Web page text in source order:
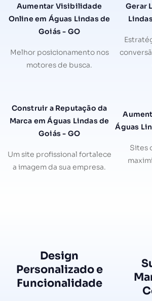
Aumentar Visibilidade
Online em Águas Lindas de
Goiás - GO
Melhor posicionamento nos
motores de busca.
Gerar
Construir a Reputação da
Marca em Águas Lindas de
Goiás - GO
Um site profissional fortalece
a imagem da sua empresa.
Águas
Sites
Design
Personalizado e
Funcionalidade